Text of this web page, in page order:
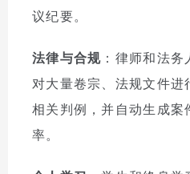
议纪要。
法律与合规 ：律师和法
对大量卷宗、法规文件
相关判例，并自动生成案
率。